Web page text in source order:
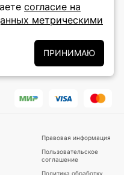
согласие на
метрическими
ПРИНИМАЮ
Подписаться на новости
с условиями
Политики
даёте своё согласие на их
Правовая информация
Пользовательское
соглашение
Политика обработку